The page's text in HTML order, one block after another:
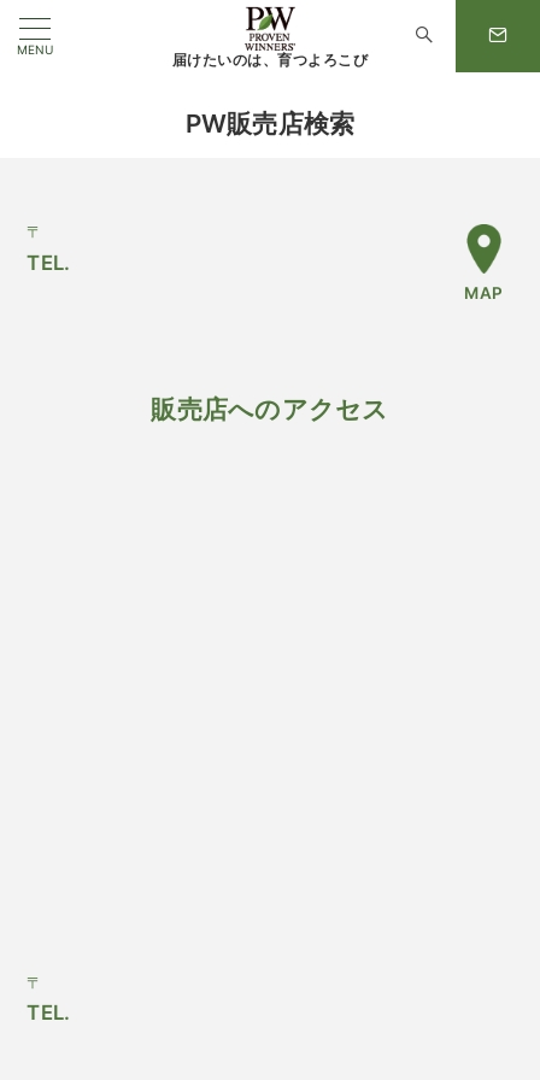
MENU
届けたいのは、育つよろこび
PW販売店検索
〒
TEL.
MAP
販売店へのアクセス
〒
TEL.